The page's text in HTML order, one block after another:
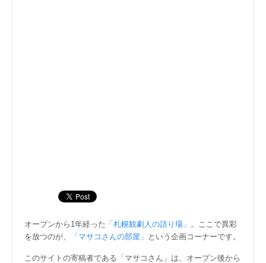
オープンから1年経った 「札幌観劇人の語り場」 。ここで異彩
を放つのが、
「マサコさんの部屋」 という企画コーナーです。
このサイトの寄稿者である「マサコさん」は、オープン後から